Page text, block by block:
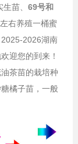
苗、 69号和
右养殖一桶蜜
2026湖南
迎您的到来！
茶苗的栽培种
橘子苗，一般